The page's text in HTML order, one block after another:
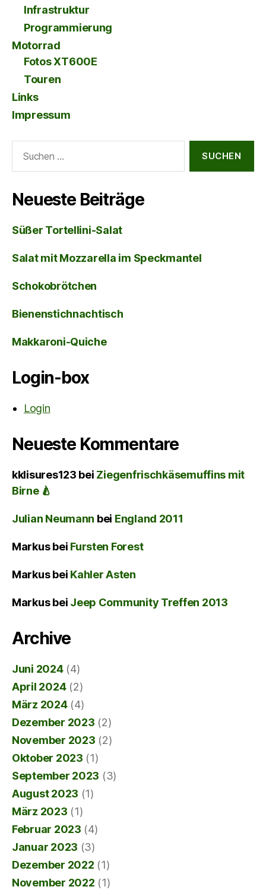
Infrastruktur
Programmierung
Motorrad
Fotos XT600E
Touren
Links
Impressum
nach:
Neueste Beiträge
Süßer Tortellini-Salat
Salat mit Mozzarella im Speckmantel
Schokobrötchen
Bienenstichnachtisch
Makkaroni-Quiche
Login-box
Login
Neueste Kommentare
kklisures123 bei Ziegenfrischkäsemuffins mit
Birne 🍐
Julian Neumann bei England 2011
Markusbei Fursten Forest
Markusbei Kahler Asten
Markusbei Jeep Community Treffen 2013
Archive
Juni 2024(4)
April 2024(2)
März 2024(4)
Dezember 2023 (2)
November 2023 (2)
Oktober 2023 (1)
September 2023 (3)
August 2023 (1)
März 2023 (1)
Februar 2023 (4)
Januar 2023 (3)
Dezember 2022 (1)
November 2022 (1)